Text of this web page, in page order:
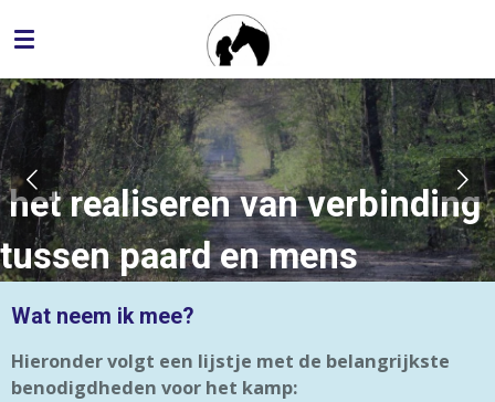
direct
naar
de
hoofdinhoud
het realiseren van verbinding
tussen paard en mens
Wat neem ik mee?
Hieronder volgt een lijstje met de belangrijkste
benodigdheden voor het kamp: